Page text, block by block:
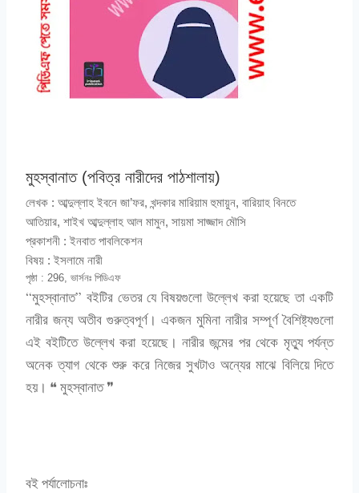
মুহস্বানাত (পবিত্র নারীদের পাঠশালায়)
লেখক : আব্দুল্লাহ ইবনে জা’ফর, খন্দকার মারিয়াম হুমায়ুন, বারিয়াহ বিনতে
আতিয়ার, শাইখ আব্দুল্লাহ আল মামুন, সায়মা সাজ্জাদ মৌসি
প্রকাশনী : ইনবাত পাবলিকেশন
বিষয় : ইসলামে নারী
পৃষ্ঠা : 296, ভার্সনঃ পিডিএফ
“মুহস্বানাত” বইটির ভেতর যে বিষয়গুলো উল্লেখ করা হয়েছে তা একটি
নারীর জন্য অতীব গুরুত্বপূর্ণ। একজন মুমিনা নারীর সম্পূর্ণ বৈশিষ্ট্যগুলো
এই বইটিতে উল্লেখ করা হয়েছে। নারীর জন্মের পর থেকে মৃত্যু পর্যন্ত
অনেক ত্যাগ থেকে শুরু করে নিজের সুখটাও অন্যের মাঝে বিলিয়ে দিতে
হয়। ❝ মুহস্বানাত ❞
বই পর্যালোচনা